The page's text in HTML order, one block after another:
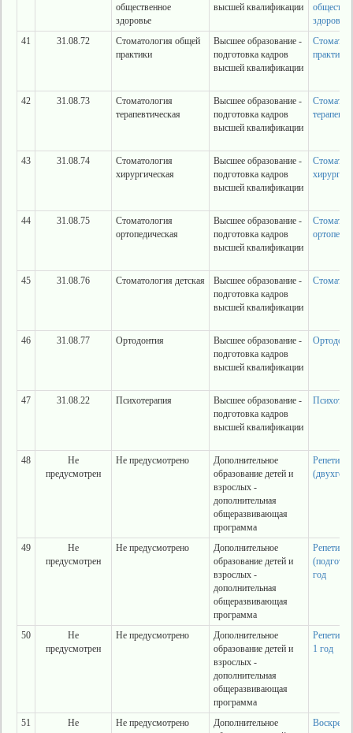
общественное
здоровье
высшей квалификации
здоровье
41
31.08.72
Стоматология общей
практики
Высшее образование -
подготовка кадров
высшей квалификации
практики
42 31.08.73
Стоматология
терапевтическая
Высшее образование -
подготовка кадров
высшей квалификации
43 31.08.74
Стоматология
хирургическая
Высшее образование -
подготовка кадров
высшей квалификации
44 31.08.75
Стоматология
ортопедическая
Высшее образование -
подготовка кадров
высшей квалификации
45 31.08.76 Стоматология детская
Высшее образование -
подготовка кадров
высшей квалификации
46 31.08.77 Ортодонтия
Высшее образование -
подготовка кадров
высшей квалификации
47 31.08.22 Психотерапия
Высшее образование -
подготовка кадров
высшей квалификации
48
Не
предусмотрен
Не предусмотрено
Дополнительное
образование детей и
взрослых -
дополнительная
общеразвивающая
программа
49
Не
предусмотрен
Не предусмотрено
Дополнительное
образование детей и
взрослых -
дополнительная
общеразвивающая
программа
год
50
Не
предусмотрен
Не предусмотрено
Дополнительное
образование детей и
взрослых -
дополнительная
общеразвивающая
программа
1 год
51
Не
Не предусмотрено
Дополнительное